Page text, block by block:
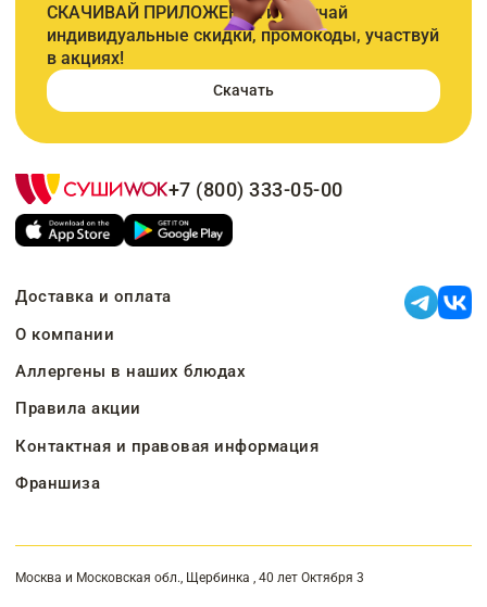
СКАЧИВАЙ ПРИЛОЖЕНИЕ и получай
индивидуальные скидки, промокоды, участвуй
в акциях!
Скачать
+7 (800) 333-05-00
Доставка и оплата
О компании
Аллергены в наших блюдах
Правила акции
Контактная и правовая информация
Франшиза
Москва и Московская обл., Щербинка , 40 лет Октября 3